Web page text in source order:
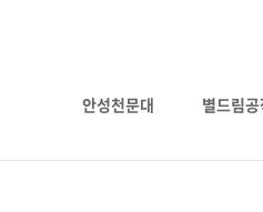
안성천문대 별드림